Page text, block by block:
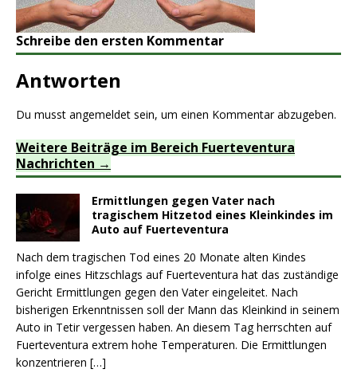
Schreibe den ersten Kommentar
Antworten
Du musst angemeldet sein, um einen Kommentar abzugeben.
Weitere Beiträge im Bereich Fuerteventura
Nachrichten
Ermittlungen gegen Vater nach
tragischem Hitzetod eines Kleinkindes im
Auto auf Fuerteventura
Nach dem tragischen Tod eines 20 Monate alten Kindes
infolge eines Hitzschlags auf Fuerteventura hat das zuständige
Gericht Ermittlungen gegen den Vater eingeleitet. Nach
bisherigen Erkenntnissen soll der Mann das Kleinkind in seinem
Auto in Tetir vergessen haben. An diesem Tag herrschten auf
Fuerteventura extrem hohe Temperaturen. Die Ermittlungen
konzentrieren […]